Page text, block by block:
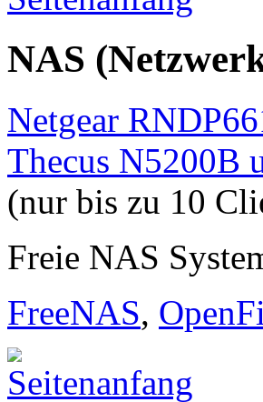
NAS
Netgear
Thecus N5200B
(nur bis zu 10
Freie NAS
FreeNAS,